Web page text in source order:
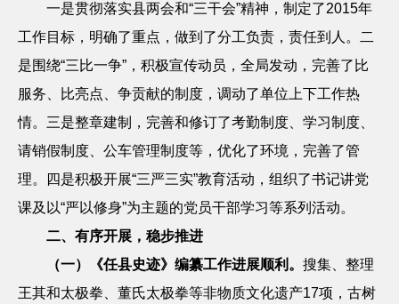
一是贯彻落实县两会和“三干会”精神，制定了2015年
工作目标，明确了重点，做到了分工负责，责任到人。二
是围绕“三比一争”，积极宣传动员，全局发动，完善了比
服务、比亮点、争贡献的制度，调动了单位上下工作热
情。三是整章建制，完善和修订了考勤制度、学习制度、
请销假制度、公车管理制度等，优化了环境，完善了管
理。四是积极开展“三严三实”教育活动，组织了书记讲党
课及以“严以修身”为主题的党员干部学习等系列活动。
二、有序开展，稳步推进
（一）《任县史迹》编纂工作进展顺利。 搜集、整理
王其和太极拳、董氏太极拳等非物质文化遗产17项，古树